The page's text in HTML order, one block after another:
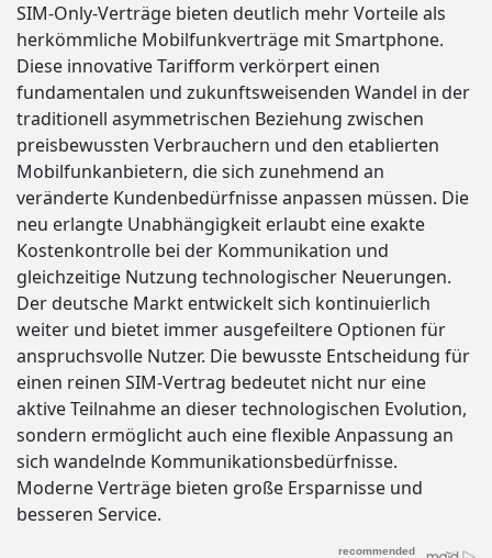
SIM-Only-Verträge bieten deutlich mehr Vorteile als
herkömmliche Mobilfunkverträge mit Smartphone.
Diese innovative Tarifform verkörpert einen
fundamentalen und zukunftsweisenden Wandel in der
traditionell asymmetrischen Beziehung zwischen
preisbewussten Verbrauchern und den etablierten
Mobilfunkanbietern, die sich zunehmend an
veränderte Kundenbedürfnisse anpassen müssen. Die
neu erlangte Unabhängigkeit erlaubt eine exakte
Kostenkontrolle bei der Kommunikation und
gleichzeitige Nutzung technologischer Neuerungen.
Der deutsche Markt entwickelt sich kontinuierlich
weiter und bietet immer ausgefeiltere Optionen für
anspruchsvolle Nutzer. Die bewusste Entscheidung für
einen reinen SIM-Vertrag bedeutet nicht nur eine
aktive Teilnahme an dieser technologischen Evolution,
sondern ermöglicht auch eine flexible Anpassung an
sich wandelnde Kommunikationsbedürfnisse.
Moderne Verträge bieten große Ersparnisse und
besseren Service.